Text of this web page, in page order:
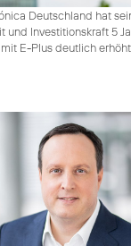
Deutschland hat
und Investitionskraft 5
E-Plus deutlich